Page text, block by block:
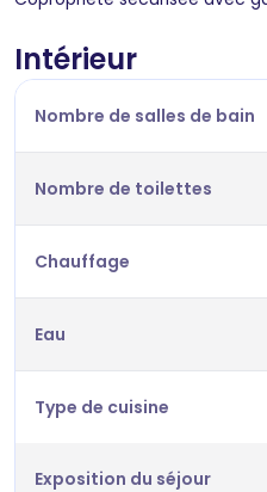
Intérieur
Nombre de salles de bain
Nombre de toilettes
Chauffage
Eau
Type de cuisine
Exposition du séjour